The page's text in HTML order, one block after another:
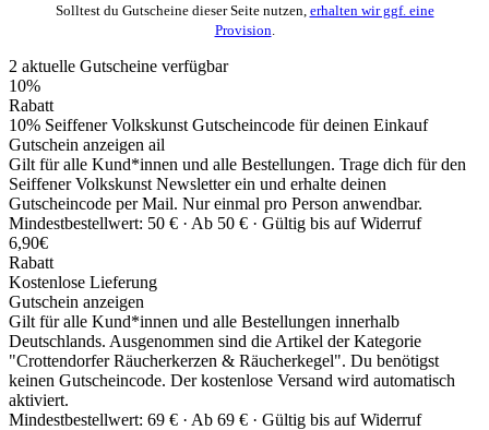
Solltest du Gutscheine dieser Seite nutzen, erhalten wir ggf. eine
Provision
2 aktuelle Gutscheine verfügbar
10%
Rabatt
10% Seiffener Volkskunst Gutscheincode für deinen Einkauf
Gutschein anzeigen ail
Gilt für alle Kund*innen und alle Bestellungen. Trage dich für den
Seiffener Volkskunst Newsletter ein und erhalte deinen
Gutscheincode per Mail. Nur einmal pro Person anwendbar.
Mindestbestellwert: 50 € · Ab 50 € · Gültig bis auf Widerruf
6,90€
Rabatt
Kostenlose Lieferung
Gutschein anzeigen
Gilt für alle Kund*innen und alle Bestellungen innerhalb
Deutschlands. Ausgenommen sind die Artikel der Kategorie
"Crottendorfer Räucherkerzen & Räucherkegel". Du benötigst
keinen Gutscheincode. Der kostenlose Versand wird automatisch
aktiviert.
Mindestbestellwert: 69 € · Ab 69 € · Gültig bis auf Widerruf